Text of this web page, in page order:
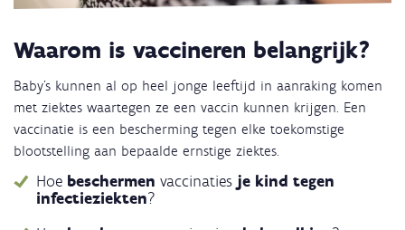
Waarom is vaccineren belangrijk?
Baby's kunnen al op heel jonge leeftijd in aanraking komen
met ziektes waartegen ze een vaccin kunnen krijgen. Een
vaccinatie is een bescherming tegen elke toekomstige
blootstelling aan bepaalde ernstige ziektes.
Hoe beschermen vaccinaties je kind tegen
infectieziekten?